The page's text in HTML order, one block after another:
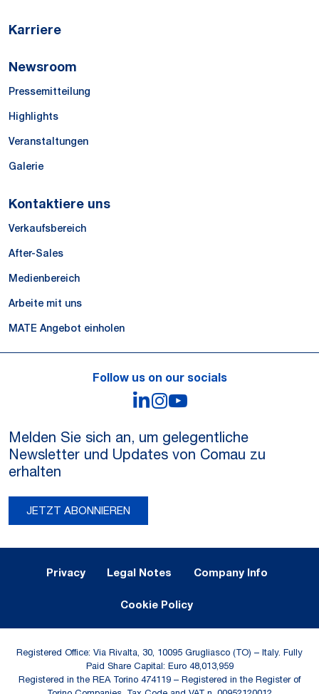
Karriere
Newsroom
Pressemitteilung
Highlights
Veranstaltungen
Galerie
Kontaktiere uns
Verkaufsbereich
After-Sales
Medienbereich
Arbeite mit uns
MATE Angebot einholen
Follow us on our socials
LinkedIn
Instagram
Melden Sie sich an, um gelegentliche
Newsletter und Updates von Comau zu
erhalten
JETZT ABONNIEREN
Privacy Legal Notes Company Info
Cookie Policy
Registered Office: Via Rivalta, 30, 10095 Grugliasco (TO) – Italy. Fully
Paid Share Capital: Euro 48,013,959
Registered in the REA Torino 474119 – Registered in the Register of